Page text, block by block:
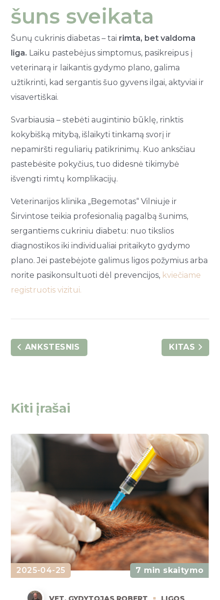
šuns sveikata
Šunų cukrinis diabetas – tai rimta, bet valdoma
liga. Laiku pastebėjus simptomus, pasikreipus į
veterinarą ir laikantis gydymo plano, galima
užtikrinti, kad sergantis šuo gyvens ilgai, aktyviai ir
visavertiškai.
Svarbiausia – stebėti augintinio būklę, rinktis
kokybišką mitybą, išlaikyti tinkamą svorį ir
nepamiršti reguliarių patikrinimų. Kuo anksčiau
pastebėsite pokyčius, tuo didesnė tikimybė
išvengti rimtų komplikacijų.
Veterinarijos klinika „Begemotas“ Vilniuje ir
Širvintose teikia profesionalią pagalbą šunims,
sergantiems cukriniu diabetu: nuo tikslios
diagnostikos iki individualiai pritaikyto gydymo
plano. Jei pastebėjote galimus ligos požymius arba
norite pasikonsultuoti dėl prevencijos, kviečiame
registruotis vizitui.
ANKSTESNIS KITAS
Kiti įrašai
2025-04-25 7 min skaitymo